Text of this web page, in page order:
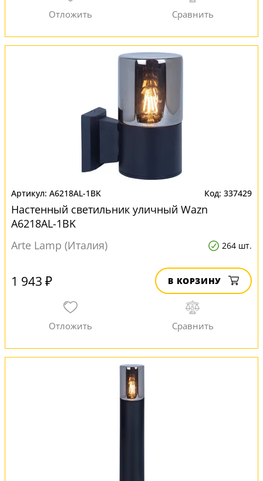
A6218AL-1BK 337429
Настенный светильник уличный Wazn
A6218AL-1BK
Arte Lamp (Италия)
264 шт.
1 943 ₽ В КОРЗИНУ